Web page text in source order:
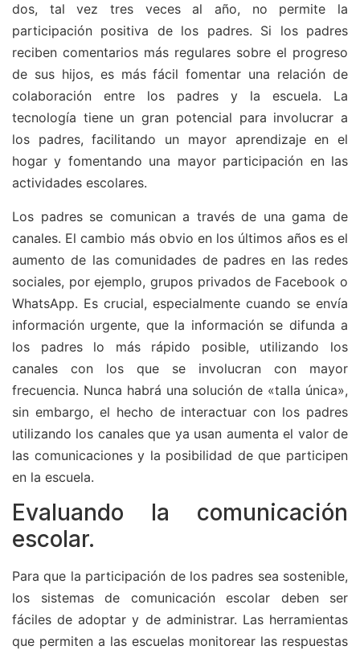
dos, tal vez tres veces al año, no permite la
participación positiva de los padres. Si los padres
reciben comentarios más regulares sobre el progreso
de sus hijos, es más fácil fomentar una relación de
colaboración entre los padres y la escuela. La
tecnología tiene un gran potencial para involucrar a
los padres, facilitando un mayor aprendizaje en el
hogar y fomentando una mayor participación en las
actividades escolares.
Los padres se comunican a través de una gama de
canales. El cambio más obvio en los últimos años es el
aumento de las comunidades de padres en las redes
sociales, por ejemplo, grupos privados de Facebook o
WhatsApp. Es crucial, especialmente cuando se envía
información urgente, que la información se difunda a
los padres lo más rápido posible, utilizando los
canales con los que se involucran con mayor
frecuencia. Nunca habrá una solución de «talla única»,
sin embargo, el hecho de interactuar con los padres
utilizando los canales que ya usan aumenta el valor de
las comunicaciones y la posibilidad de que participen
en la escuela.
Evaluando la comunicación
escolar.
Para que la participación de los padres sea sostenible,
los sistemas de comunicación escolar deben ser
fáciles de adoptar y de administrar. Las herramientas
que permiten a las escuelas monitorear las respuestas